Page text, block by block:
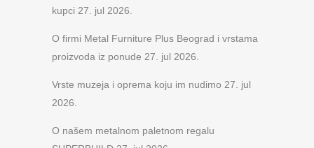
kupci 27. jul 2026.
O firmi Metal Furniture Plus Beograd i vrstama
proizvoda iz ponude 27. jul 2026.
Vrste muzeja i oprema koju im nudimo 27. jul
2026.
O našem metalnom paletnom regalu